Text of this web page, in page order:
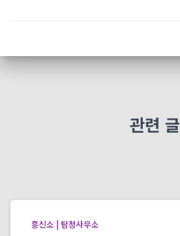
관련 글
흥신소 | 탐정사무소